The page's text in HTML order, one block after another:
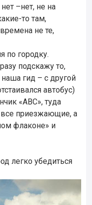
–нет, не на
то там,
не те,
по городку.
подскажу то,
гид – с другой
автобус)
«ABC», туда
все приезжающие, а
флаконе» и
легко убедиться